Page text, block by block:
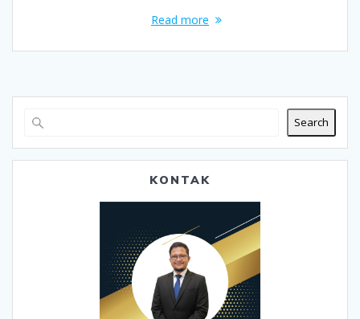
Read more
Search
KONTAK